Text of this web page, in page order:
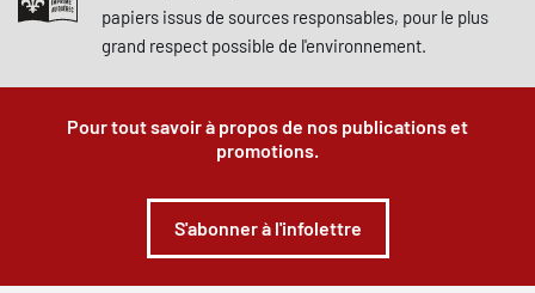
papiers issus de sources responsables, pour le plus
grand respect possible de l'environnement.
Pour tout savoir à propos de nos publications et
promotions.
S'abonner à l'infolettre